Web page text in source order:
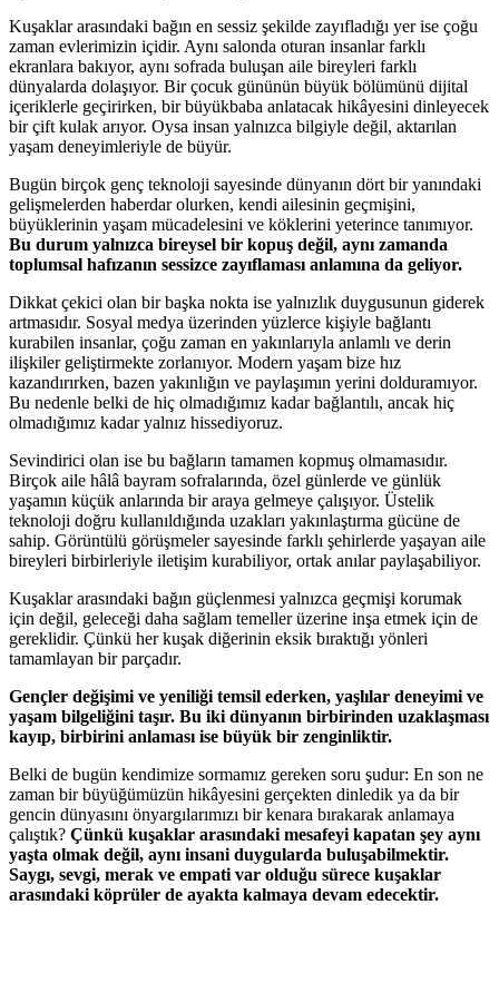
Kuşaklar arasındaki bağın en sessiz şekilde zayıfladığı yer ise çoğu
zaman evlerimizin içidir. Aynı salonda oturan insanlar farklı
ekranlara bakıyor, aynı sofrada buluşan aile bireyleri farklı
dünyalarda dolaşıyor. Bir çocuk gününün büyük bölümünü dijital
içeriklerle geçirirken, bir büyükbaba anlatacak hikâyesini dinleyecek
bir çift kulak arıyor. Oysa insan yalnızca bilgiyle değil, aktarılan
yaşam deneyimleriyle de büyür.
Bugün birçok genç teknoloji sayesinde dünyanın dört bir yanındaki
gelişmelerden haberdar olurken, kendi ailesinin geçmişini,
büyüklerinin yaşam mücadelesini ve köklerini yeterince tanımıyor.
Bu durum yalnızca bireysel bir kopuş değil, aynı zamanda
toplumsal hafızanın sessizce zayıflaması anlamına da geliyor.
Dikkat çekici olan bir başka nokta ise yalnızlık duygusunun giderek
artmasıdır. Sosyal medya üzerinden yüzlerce kişiyle bağlantı
kurabilen insanlar, çoğu zaman en yakınlarıyla anlamlı ve derin
ilişkiler geliştirmekte zorlanıyor. Modern yaşam bize hız
kazandırırken, bazen yakınlığın ve paylaşımın yerini dolduramıyor.
Bu nedenle belki de hiç olmadığımız kadar bağlantılı, ancak hiç
olmadığımız kadar yalnız hissediyoruz.
Sevindirici olan ise bu bağların tamamen kopmuş olmamasıdır.
Birçok aile hâlâ bayram sofralarında, özel günlerde ve günlük
yaşamın küçük anlarında bir araya gelmeye çalışıyor. Üstelik
teknoloji doğru kullanıldığında uzakları yakınlaştırma gücüne de
sahip. Görüntülü görüşmeler sayesinde farklı şehirlerde yaşayan aile
bireyleri birbirleriyle iletişim kurabiliyor, ortak anılar paylaşabiliyor.
Kuşaklar arasındaki bağın güçlenmesi yalnızca geçmişi korumak
için değil, geleceği daha sağlam temeller üzerine inşa etmek için de
gereklidir. Çünkü her kuşak diğerinin eksik bıraktığı yönleri
tamamlayan bir parçadır.
Gençler değişimi ve yeniliği temsil ederken, yaşlılar deneyimi ve
yaşam bilgeliğini taşır. Bu iki dünyanın birbirinden uzaklaşması
kayıp, birbirini anlaması ise büyük bir zenginliktir.
Belki de bugün kendimize sormamız gereken soru şudur: En son ne
zaman bir büyüğümüzün hikâyesini gerçekten dinledik ya da bir
gencin dünyasını önyargılarımızı bir kenara bırakarak anlamaya
çalıştık? Çünkü kuşaklar arasındaki mesafeyi kapatan şey aynı
yaşta olmak değil, aynı insani duygularda buluşabilmektir.
Saygı, sevgi, merak ve empati var olduğu sürece kuşaklar
arasındaki köprüler de ayakta kalmaya devam edecektir.